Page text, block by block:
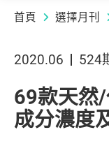
首頁 選擇月刊
2020.06 524
69款天然
成分濃度